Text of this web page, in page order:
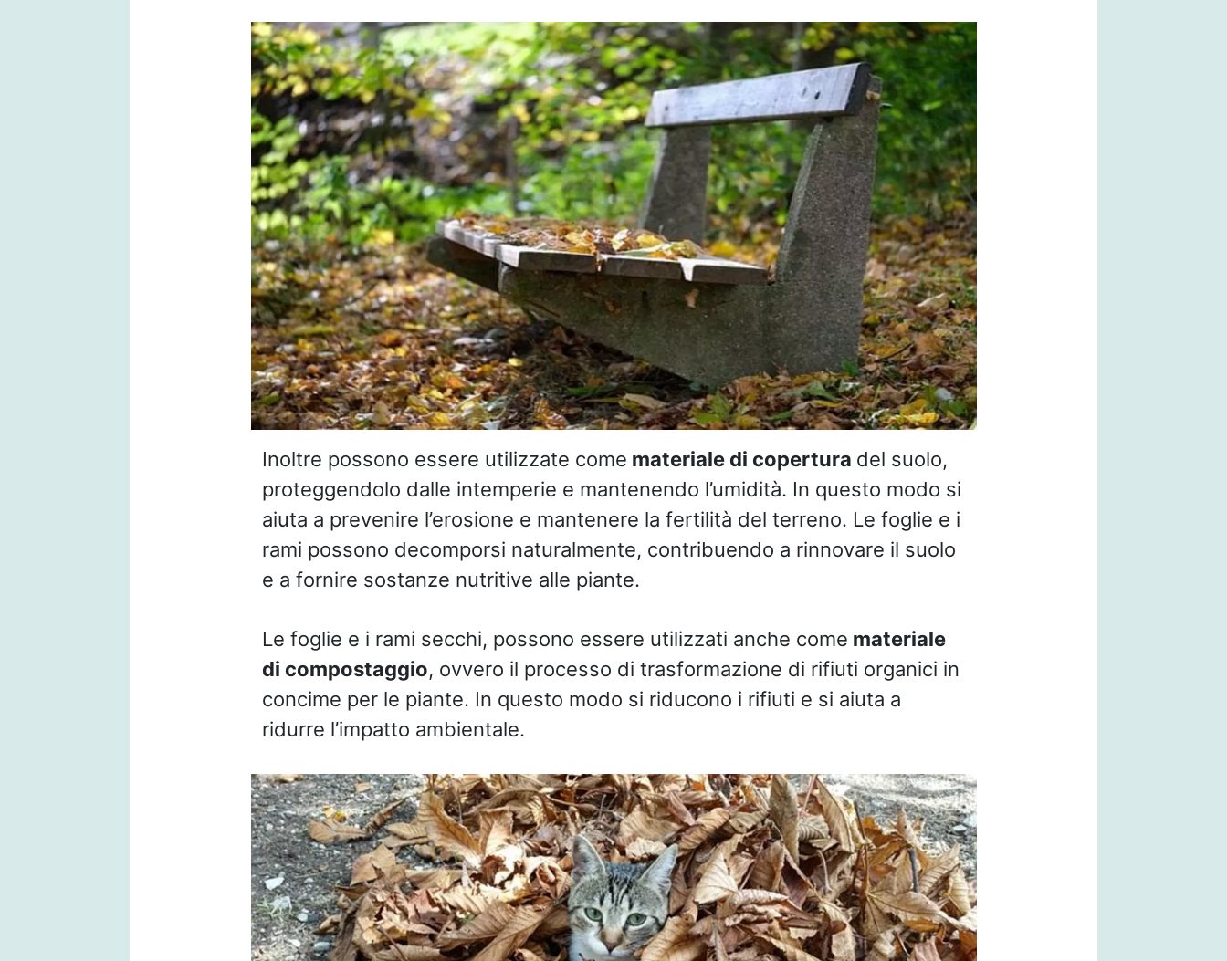
Inoltre possono essere utilizzate come materiale di copertura del suolo,
proteggendolo dalle intemperie e mantenendo l’umidità. In questo modo si
aiuta a prevenire l’erosione e mantenere la fertilità del terreno. Le foglie e i
rami possono decomporsi naturalmente, contribuendo a rinnovare il suolo
e a fornire sostanze nutritive alle piante.
Le foglie e i rami secchi, possono essere utilizzati anche come materiale
di compostaggio, ovvero il processo di trasformazione di rifiuti organici in
concime per le piante. In questo modo si riducono i rifiuti e si aiuta a
ridurre l’impatto ambientale.